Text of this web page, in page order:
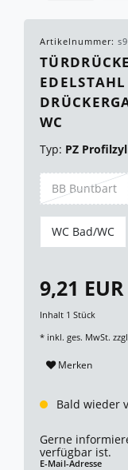
Artikelnummer:
WC
Typ: PZ
BB Buntbart
WC Bad/WC
9,21 EUR
Inhalt 1 Stück
* inkl. ges. MwSt.
Merken
Bald wieder
Gerne
verfügbar ist.
E-Mail-Adresse